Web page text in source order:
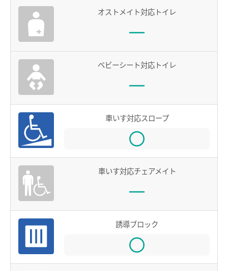
manacaとは？
manacaの特長
manacaの種類
manacaを買う
manaca定期券を購入する
manacaにチャージする
鉄道・バスで使う
ご利用いただけるエリア
鉄道で使う
鉄道での使い方
鉄道の運賃計算
お買物＆フード
法人・店舗のお客様
名鉄グループ
オストメイト対応トイレ
ベビーシート対応トイレ
車いす対応スロープ
車いす対応チェアメイト
誘導ブロック